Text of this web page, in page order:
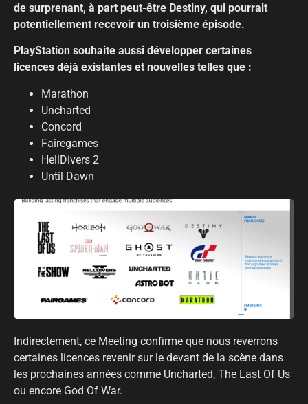
de surprenant, à part peut-être Destiny, qui pourrait
potentiellement recevoir un troisième épisode.
PlayStation souhaite aussi développer certaines
licences déjà existantes et nouvelles telles que :
Marathon
Uncharted
Concord
Fairegames
HellDivers 2
Until Dawn
Indirectement, ce Meeting confirme que nous reverrons
certaines licences revenir sur le devant de la scène dans
les prochaines années comme Uncharted, The Last Of Us
ou encore God Of War.